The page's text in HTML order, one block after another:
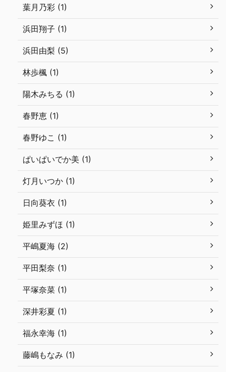
葉月乃彩 (1)
浜田翔子 (1)
浜田由梨 (5)
林歩楓 (1)
陽木みちる (1)
春野恵 (1)
春野ゆこ (1)
ぱいぱいでか美 (1)
灯月いつか (1)
日向葵衣 (1)
姫里みずほ (1)
平嶋夏海 (2)
平田梨奈 (1)
平塚奈菜 (1)
深井彩夏 (1)
福永幸海 (1)
藤嶋もなみ (1)